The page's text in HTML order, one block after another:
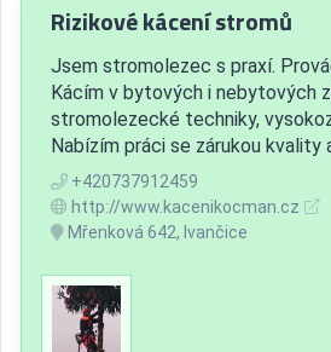
Rizikové kácení stromů
Jsem stromolezec s praxí.
Kácím v bytových i nebytových
stromolezecké techniky,
Nabízím práci se zárukou kvality
+420737912459
http://www.kacenikocman.cz
Mřenková 642, Ivančice